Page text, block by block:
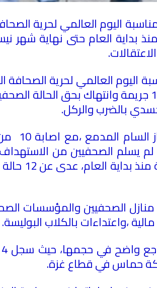
اليوم العالمي لحرية
منذ بداية العام حتى نهاية شهر
.
اليوم العالمي لحرية
.
كما
ارتفاع واضح
10 حالات من اقتحام منازل
،واعتداءات بالكلاب البوليسة.
.